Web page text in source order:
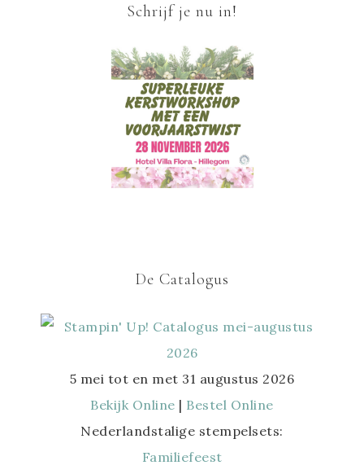
Schrijf je nu in!
De Catalogus
5 mei tot en met 31 augustus 2026
Bekijk Online | Bestel Online
Nederlandstalige stempelsets:
Familiefeest